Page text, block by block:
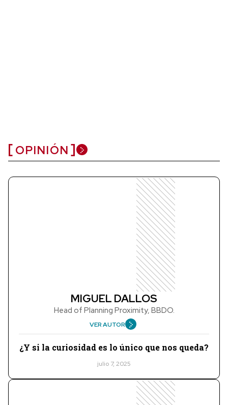
OPINIÓN
MIGUEL DALLOS
Head of Planning Proximity, BBDO.
VER AUTOR
¿Y si la curiosidad es lo único que nos queda?
julio 7, 2025